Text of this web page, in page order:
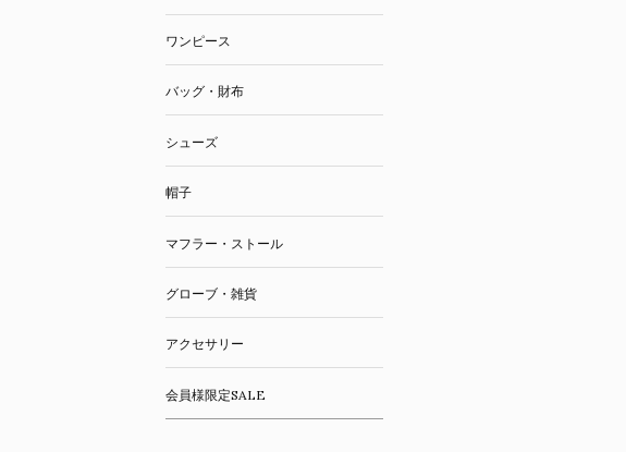
ワンピース
バッグ・財布
シューズ
帽子
マフラー・ストール
グローブ・雑貨
アクセサリー
会員様限定SALE